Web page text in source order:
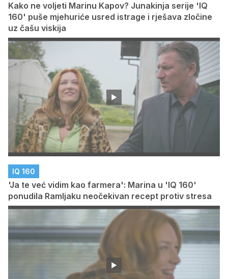
Kako ne voljeti Marinu Kapov? Junakinja serije 'IQ
160' puše mjehuriće usred istrage i rješava zločine
uz čašu viskija
IQ 160
'Ja te već vidim kao farmera': Marina u 'IQ 160'
ponudila Ramljaku neočekivan recept protiv stresa